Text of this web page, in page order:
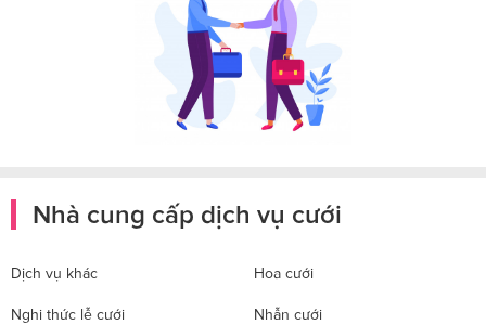
Nhà cung cấp dịch vụ cưới
Dịch vụ khác Hoa cưới
Nghi thức lễ cưới Nhẫn cưới